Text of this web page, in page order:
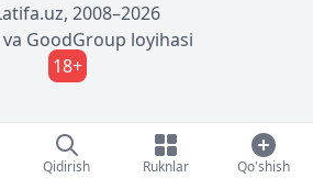
2008–2026
va GoodGroup loyihasi
18+
Qidirish Ruknlar Qo'shish